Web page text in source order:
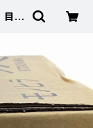
合